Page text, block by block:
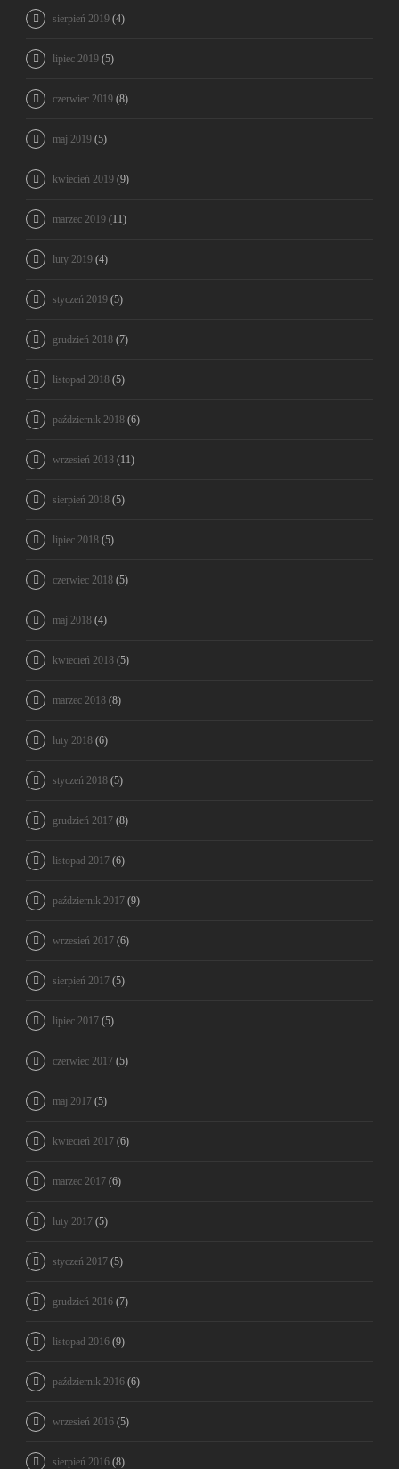
sierpień 2019 (4)
lipiec 2019 (5)
czerwiec 2019 (8)
maj 2019 (5)
kwiecień 2019 (9)
marzec 2019 (11)
luty 2019 (4)
styczeń 2019 (5)
grudzień 2018 (7)
listopad 2018 (5)
październik 2018 (6)
wrzesień 2018 (11)
sierpień 2018 (5)
lipiec 2018 (5)
czerwiec 2018 (5)
maj 2018 (4)
kwiecień 2018 (5)
marzec 2018 (8)
luty 2018 (6)
styczeń 2018 (5)
grudzień 2017 (8)
listopad 2017 (6)
październik 2017 (9)
wrzesień 2017 (6)
sierpień 2017 (5)
lipiec 2017 (5)
czerwiec 2017 (5)
maj 2017 (5)
kwiecień 2017 (6)
marzec 2017 (6)
luty 2017 (5)
styczeń 2017 (5)
grudzień 2016 (7)
listopad 2016 (9)
październik 2016 (6)
wrzesień 2016 (5)
sierpień 2016 (8)